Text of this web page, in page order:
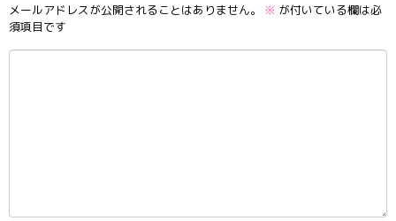
メールアドレスが公開されることはありません。 ※ が付いている欄は必
須項目です